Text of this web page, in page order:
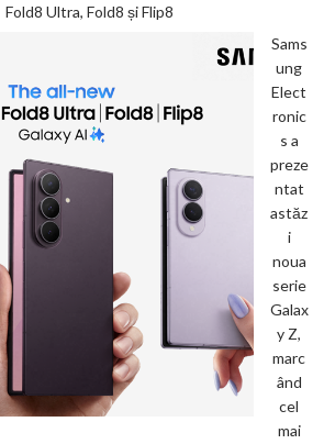
Fold8 Ultra, Fold8 și Flip8
Sams
ung
Elect
ronic
s a
preze
ntat
astăz
i
noua
serie
Galax
y Z,
marc
ând
cel
mai